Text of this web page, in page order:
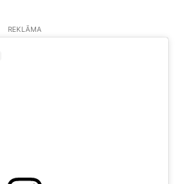
REKLĀMA